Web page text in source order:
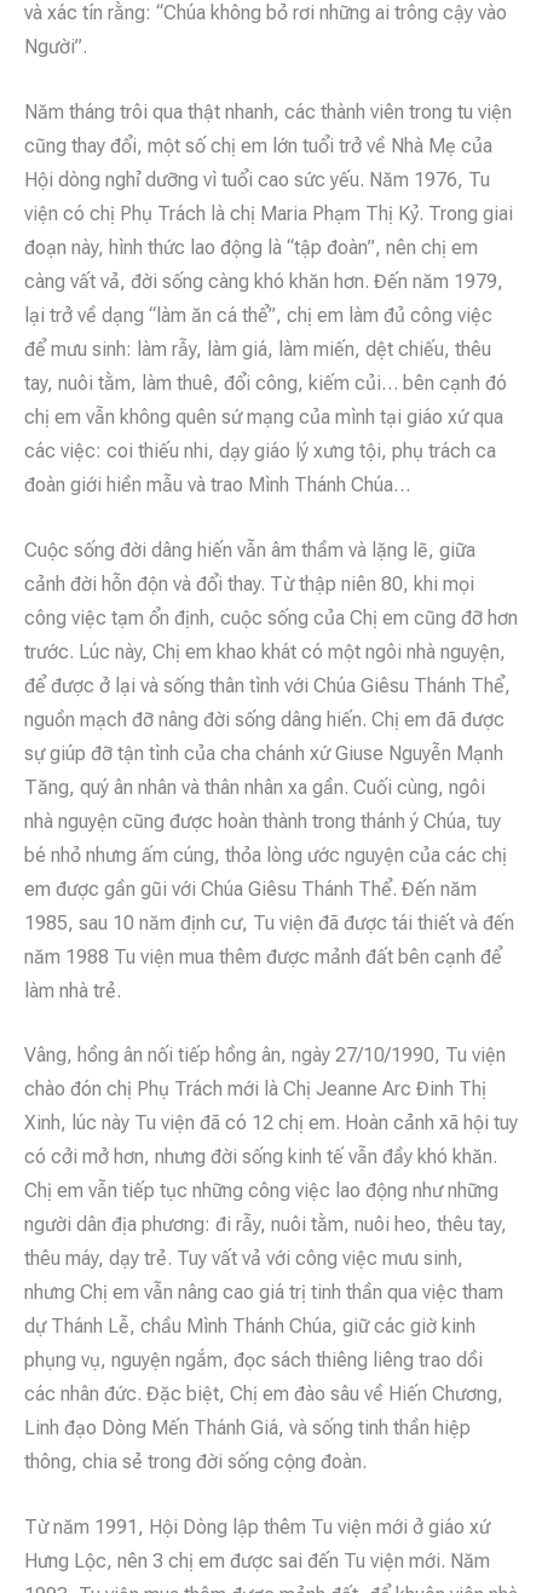
và xác tín rằng: “Chúa không bỏ rơi những ai trông cậy vào
Người”.
Năm tháng trôi qua thật nhanh, các thành viên trong tu viện
cũng thay đổi, một số chị em lớn tuổi trở về Nhà Mẹ của
Hội dòng nghỉ dưỡng vì tuổi cao sức yếu. Năm 1976, Tu
viện có chị Phụ Trách là chị Maria Phạm Thị Kỷ. Trong giai
đoạn này, hình thức lao động là “tập đoàn”, nên chị em
càng vất vả, đời sống càng khó khăn hơn. Đến năm 1979,
lại trở về dạng “làm ăn cá thể”, chị em làm đủ công việc
để mưu sinh: làm rẫy, làm giá, làm miến, dệt chiếu, thêu
tay, nuôi tằm, làm thuê, đổi công, kiếm củi… bên cạnh đó
chị em vẫn không quên sứ mạng của mình tại giáo xứ qua
các việc: coi thiếu nhi, dạy giáo lý xưng tội, phụ trách ca
đoàn giới hiền mẫu và trao Mình Thánh Chúa…
Cuộc sống đời dâng hiến vẫn âm thầm và lặng lẽ, giữa
cảnh đời hỗn độn và đổi thay. Từ thập niên 80, khi mọi
công việc tạm ổn định, cuộc sống của Chị em cũng đỡ hơn
trước. Lúc này, Chị em khao khát có một ngôi nhà nguyện,
để được ở lại và sống thân tình với Chúa Giêsu Thánh Thể,
nguồn mạch đỡ nâng đời sống dâng hiến. Chị em đã được
sự giúp đỡ tận tình của cha chánh xứ Giuse Nguyễn Mạnh
Tăng, quý ân nhân và thân nhân xa gần. Cuối cùng, ngôi
nhà nguyện cũng được hoàn thành trong thánh ý Chúa, tuy
bé nhỏ nhưng ấm cúng, thỏa lòng ước nguyện của các chị
em được gần gũi với Chúa Giêsu Thánh Thể. Đến năm
1985, sau 10 năm định cư, Tu viện đã được tái thiết và đến
năm 1988 Tu viện mua thêm được mảnh đất bên cạnh để
làm nhà trẻ.
Vâng, hồng ân nối tiếp hồng ân, ngày 27/10/1990, Tu viện
chào đón chị Phụ Trách mới là Chị Jeanne Arc Đinh Thị
Xinh, lúc này Tu viện đã có 12 chị em. Hoàn cảnh xã hội tuy
có cởi mở hơn, nhưng đời sống kinh tế vẫn đầy khó khăn.
Chị em vẫn tiếp tục những công việc lao động như những
người dân địa phương: đi rẫy, nuôi tằm, nuôi heo, thêu tay,
thêu máy, dạy trẻ. Tuy vất vả với công việc mưu sinh,
nhưng Chị em vẫn nâng cao giá trị tinh thần qua việc tham
dự Thánh Lễ, chầu Mình Thánh Chúa, giữ các giờ kinh
phụng vụ, nguyện ngắm, đọc sách thiêng liêng trao dồi
các nhân đức. Đặc biệt, Chị em đào sâu về Hiến Chương,
Linh đạo Dòng Mến Thánh Giá, và sống tinh thần hiệp
thông, chia sẻ trong đời sống cộng đoàn.
Từ năm 1991, Hội Dòng lập thêm Tu viện mới ở giáo xứ
Hưng Lộc, nên 3 chị em được sai đến Tu viện mới. Năm